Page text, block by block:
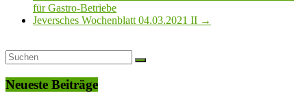
für Gastro-Betriebe
Jeversches Wochenblatt 04.03.2021 II →
Neueste Beiträge